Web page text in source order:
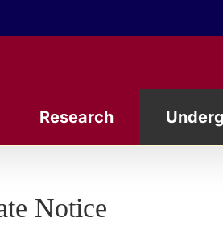
Research
Notice